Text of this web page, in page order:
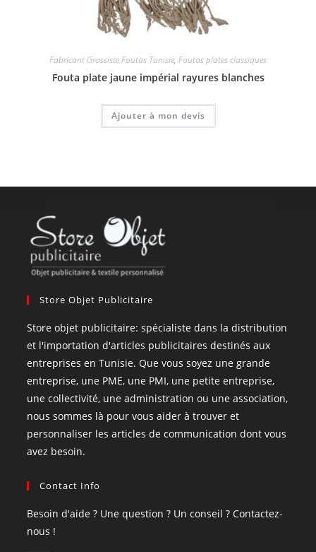
Fabricant Grossiste Foutas Tunisie, Foutas plates classiques
Fouta plate jaune impérial rayures blanches
Ajouter à mon devis
Store Objet Publicitaire
Store objet publicitaire: spécialiste dans la distribution
et l'importation d'articles publicitaires destinés aux
entreprises en Tunisie. Que vous soyez une grande
entreprise, une PME, une PMI, une petite entreprise,
une collectivité, une administration ou une association,
nous sommes là pour vous aider à trouver et
personnaliser les articles de communication dont vous
avez besoin.
Contact Info
Besoin d'aide ? Une question ? Un conseil ? Contactez-
nous !